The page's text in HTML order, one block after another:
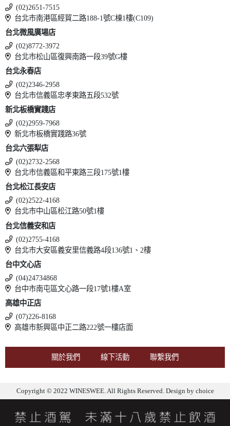
(02)2651-7515
台北市南港區經貿二路188-1號C棟1樓(C109)
台北微風廣場店
(02)8772-3972
台北市松山區復興南路一段39號G樓
台北永春店
(02)2346-2958
台北市信義區忠孝東路五段532號
新北板橋實踐店
(02)2959-7968
新北市板橋實踐路36號
台北六張犁店
(02)2732-2568
台北市信義區和平東路三段175號1樓
台北松江長安店
(02)2522-4168
台北市中山區松江路50號1樓
台北信義安和店
(02)2755-4168
台北市大安區義安里信義路4段136號1、2樓
台中文心店
(04)24734868
台中市南屯區文心路一段17號1樓A室
高雄中正店
(07)226-8168
高雄市新興區中正二路222號一樓店面
關於我們 線下活動 聯繫我們
Copyright © 2022 WINESWEE. All Rights Reserved. Design bychoice